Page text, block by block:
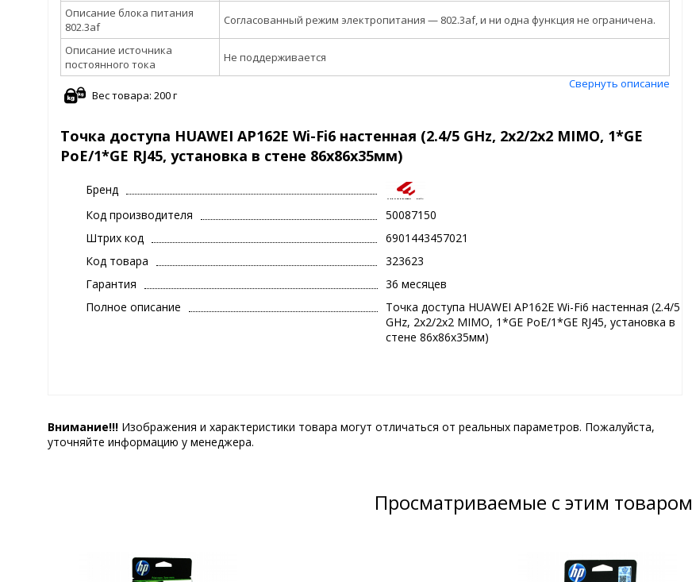
Описание блока питания
802.3af
Согласованный режим электропитания — 802.3af, и ни одна функция не ограничена.
Описание источника
постоянного тока
Не поддерживается
Свернуть описание
Вес товара: 200 г
Точка доступа HUAWEI AP162E Wi-Fi6 настенная (2.4/5 GHz, 2x2/2x2 MIMO, 1*GE
PoE/1*GE RJ45, установка в стене 86x86x35мм)
Бренд
Код производителя
50087150
Штрих код
6901443457021
Код товара
323623
Гарантия
36 месяцев
Полное описание
Точка доступа HUAWEI AP162E Wi-Fi6 настенная (2.4/5
GHz, 2x2/2x2 MIMO, 1*GE PoE/1*GE RJ45, установка в
стене 86x86x35мм)
Внимание!!! Изображения и характеристики товара могут отличаться от реальных параметров. Пожалуйста,
уточняйте информацию у менеджера.
Просматриваемые с этим товаром